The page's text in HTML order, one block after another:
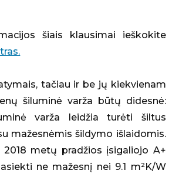
šiais klausimai ieškokite
tačiau ir be jų kiekvienam
šiluminė varža būtų didesnė:
varža leidžia turėti šiltus
mažesnėmis šildymo išlaidomis.
metų pradžios įsigaliojo A+
ne mažesnį nei 9.1 m²K/W